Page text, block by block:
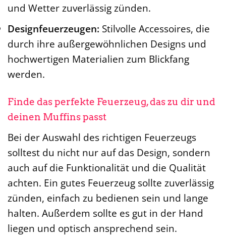
und Wetter zuverlässig zünden.
Designfeuerzeugen: Stilvolle Accessoires, die
durch ihre außergewöhnlichen Designs und
hochwertigen Materialien zum Blickfang
werden.
Finde das perfekte Feuerzeug, das zu dir und
deinen Muffins passt
Bei der Auswahl des richtigen Feuerzeugs
solltest du nicht nur auf das Design, sondern
auch auf die Funktionalität und die Qualität
achten. Ein gutes Feuerzeug sollte zuverlässig
zünden, einfach zu bedienen sein und lange
halten. Außerdem sollte es gut in der Hand
liegen und optisch ansprechend sein.